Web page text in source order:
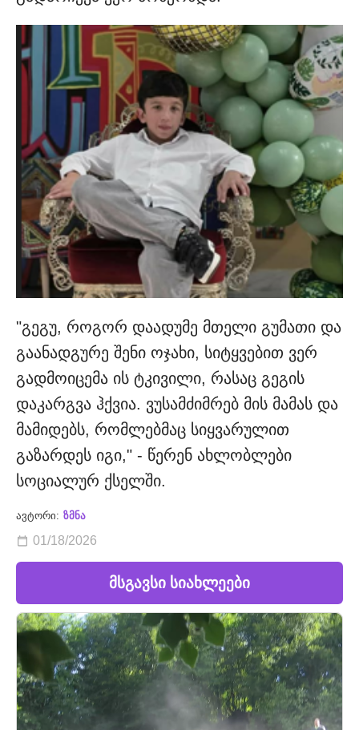
"გეგუ, როგორ დაადუმე მთელი გუმათი და
გაანადგურე შენი ოჯახი, სიტყვებით ვერ
გადმოიცემა ის ტკივილი, რასაც გეგის
დაკარგვა ჰქვია. ვუსამძიმრებ მის მამას და
მამიდებს, რომლებმაც სიყვარულით
გაზარდეს იგი," - წერენ ახლობლები
სოციალურ ქსელში.
ავტორი: ზმნა
01/18/2026
მსგავსი სიახლეები